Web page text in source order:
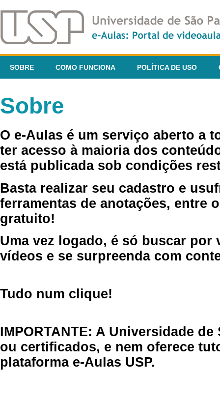
SOBRE COMO FUNCIONA POLÍTICA DE USO
Sobre
O e-Aulas é um serviço aberto a
ter acesso à maioria dos
está publicada sob condições
Basta realizar seu cadastro e
ferramentas de anotações, entre
gratuito!
Uma vez logado, é só buscar por
vídeos e se surpreenda com
Tudo num clique!
IMPORTANTE: A Universidade
ou certificados, e nem oferece
plataforma e-Aulas USP.